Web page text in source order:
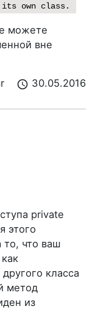
its own class.
можете
вне
schedule 30.05.2016
private
этого
то, что ваш
класса
метод
из